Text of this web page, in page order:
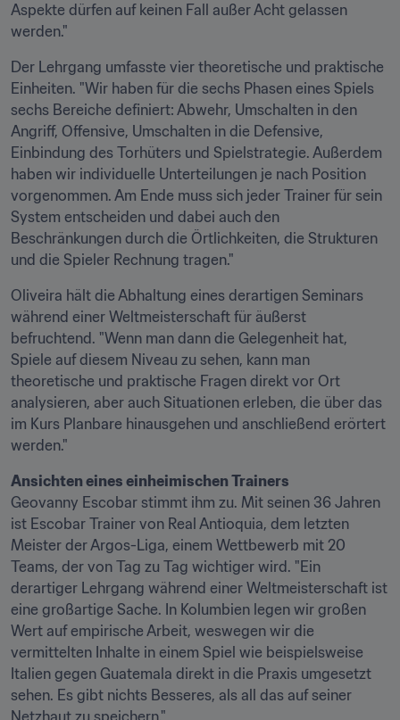
Aspekte dürfen auf keinen Fall außer Acht gelassen
werden."
Der Lehrgang umfasste vier theoretische und praktische
Einheiten. "Wir haben für die sechs Phasen eines Spiels
sechs Bereiche definiert: Abwehr, Umschalten in den
Angriff, Offensive, Umschalten in die Defensive,
Einbindung des Torhüters und Spielstrategie. Außerdem
haben wir individuelle Unterteilungen je nach Position
vorgenommen. Am Ende muss sich jeder Trainer für sein
System entscheiden und dabei auch den
Beschränkungen durch die Örtlichkeiten, die Strukturen
und die Spieler Rechnung tragen."
Oliveira hält die Abhaltung eines derartigen Seminars
während einer Weltmeisterschaft für äußerst
befruchtend. "Wenn man dann die Gelegenheit hat,
Spiele auf diesem Niveau zu sehen, kann man
theoretische und praktische Fragen direkt vor Ort
analysieren, aber auch Situationen erleben, die über das
im Kurs Planbare hinausgehen und anschließend erörtert
werden."
Ansichten eines einheimischen Trainers
Geovanny Escobar stimmt ihm zu. Mit seinen 36 Jahren
ist Escobar Trainer von Real Antioquia, dem letzten
Meister der Argos-Liga, einem Wettbewerb mit 20
Teams, der von Tag zu Tag wichtiger wird. "Ein
derartiger Lehrgang während einer Weltmeisterschaft ist
eine großartige Sache. In Kolumbien legen wir großen
Wert auf empirische Arbeit, weswegen wir die
vermittelten Inhalte in einem Spiel wie beispielsweise
Italien gegen Guatemala direkt in die Praxis umgesetzt
sehen. Es gibt nichts Besseres, als all das auf seiner
Netzhaut zu speichern."